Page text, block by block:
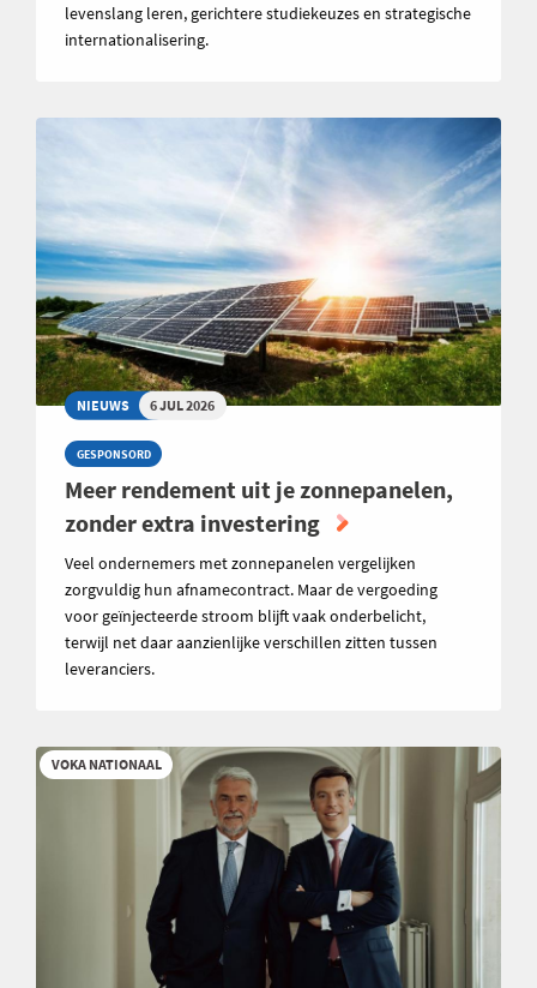
levenslang leren, gerichtere studiekeuzes en strategische
internationalisering.
NIEUWS 6 JUL 2026
GESPONSORD
Meer rendement uit je zonnepanelen,
zonder extra investering
Veel ondernemers met zonnepanelen vergelijken
zorgvuldig hun afnamecontract. Maar de vergoeding
voor geïnjecteerde stroom blijft vaak onderbelicht,
terwijl net daar aanzienlijke verschillen zitten tussen
leveranciers.
VOKA NATIONAAL